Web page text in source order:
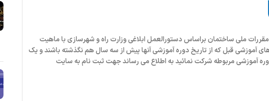
ملی ساختمان براساس دستورالعمل ابلاغی وزارت راه و شهرسازی با ماهیت
آموزشی قبل که از تاریخ دوره آموزشی آنها پیش از سه سال هم نگذشته باشند و یک
آموزشی مربوطه شرکت نمائید به اطلاع می رساند جهت ثبت نام به سایت